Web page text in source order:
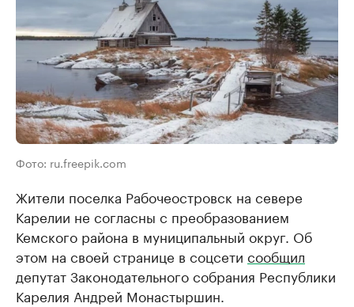
Фото: ru.freepik.com
Жители поселка Рабочеостровск на севере
Карелии не согласны с преобразованием
Кемского района в муниципальный округ. Об
этом на своей странице в соцсети сообщил
депутат Законодательного собрания Республики
Карелия Андрей Монастыршин.